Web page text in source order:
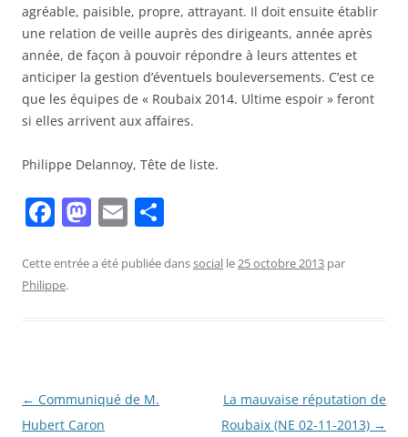
agréable, paisible, propre, attrayant. Il doit ensuite établir
une relation de veille auprès des dirigeants, année après
année, de façon à pouvoir répondre à leurs attentes et
anticiper la gestion d’éventuels bouleversements. C’est ce
que les équipes de « Roubaix 2014. Ultime espoir » feront
si elles arrivent aux affaires.
Philippe Delannoy, Tête de liste.
F
c
e
o
k
M
st
n
E
ai ta
Cette entrée a été publiée danssocial le25 octobre 2013 par
Philippe.
Navigation
des
← Communiqué de M.
Hubert Caron
La mauvaise réputation de
Roubaix (NE 02-11-2013) →